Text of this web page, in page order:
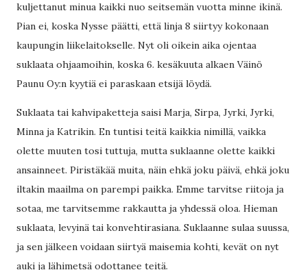
kuljettanut minua kaikki nuo seitsemän vuotta minne ikinä.
Pian ei, koska Nysse päätti, että linja 8 siirtyy kokonaan
kaupungin liikelaitokselle. Nyt oli oikein aika ojentaa
suklaata ohjaamoihin, koska 6. kesäkuuta alkaen Väinö
Paunu Oy:n kyytiä ei paraskaan etsijä löydä.
Suklaata tai kahvipaketteja saisi Marja, Sirpa, Jyrki, Jyrki,
Minna ja Katrikin. En tuntisi teitä kaikkia nimillä, vaikka
olette muuten tosi tuttuja, mutta suklaanne olette kaikki
ansainneet. Piristäkää muita, näin ehkä joku päivä, ehkä joku
iltakin maailma on parempi paikka. Emme tarvitse riitoja ja
sotaa, me tarvitsemme rakkautta ja yhdessä oloa. Hieman
suklaata, levyinä tai konvehtirasiana. Suklaanne sulaa suussa,
ja sen jälkeen voidaan siirtyä maisemia kohti, kevät on nyt
auki ja lähimetsä odottanee teitä.